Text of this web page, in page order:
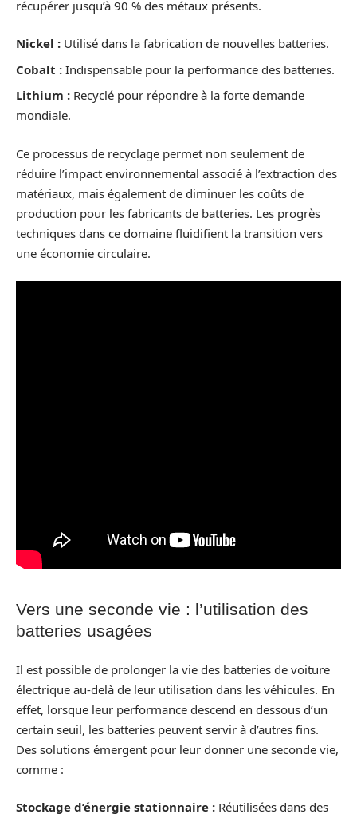
récupérer jusqu’à 90 % des métaux présents.
Nickel : Utilisé dans la fabrication de nouvelles batteries.
Cobalt : Indispensable pour la performance des batteries.
Lithium : Recyclé pour répondre à la forte demande
mondiale.
Ce processus de recyclage permet non seulement de
réduire l’impact environnemental associé à l’extraction des
matériaux, mais également de diminuer les coûts de
production pour les fabricants de batteries. Les progrès
techniques dans ce domaine fluidifient la transition vers
une économie circulaire.
Vers une seconde vie : l’utilisation des
batteries usagées
Il est possible de prolonger la vie des batteries de voiture
électrique au-delà de leur utilisation dans les véhicules. En
effet, lorsque leur performance descend en dessous d’un
certain seuil, les batteries peuvent servir à d’autres fins.
Des solutions émergent pour leur donner une seconde vie,
comme :
Stockage d’énergie stationnaire : Réutilisées dans des